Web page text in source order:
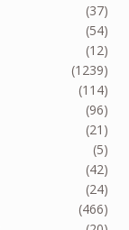
(37)
(54)
(12)
(1239)
(114)
(96)
(21)
(5)
(42)
(24)
(466)